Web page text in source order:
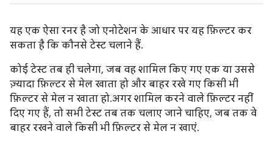
यह एक ऐसा रनर है जो एनोटेशन के आधार पर यह फ़िल्टर कर
सकता है कि कौनसे टेस्ट चलाने हैं.
कोई टेस्ट तब ही चलेगा, जब वह शामिल किए गए एक या उससे
ज़्यादा फ़िल्टर से मेल खाता हो और बाहर रखे गए किसी भी
फ़िल्टर से मेल न खाता हो. अगर शामिल करने वाले फ़िल्टर नहीं
दिए गए हैं, तो सभी टेस्ट तब तक चलाए जाने चाहिए, जब तक वे
बाहर रखने वाले किसी भी फ़िल्टर से मेल न खाएं.